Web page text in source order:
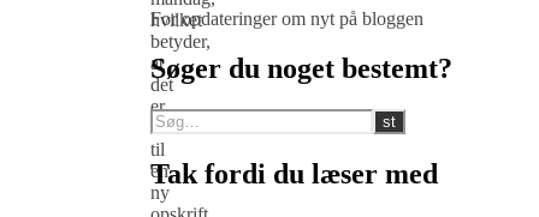
hvilket
betyder,
at
det
er
tid
til
en
ny
For opdateringer om nyt på bloggen
Søger du noget bestemt?
Tak fordi du læser med